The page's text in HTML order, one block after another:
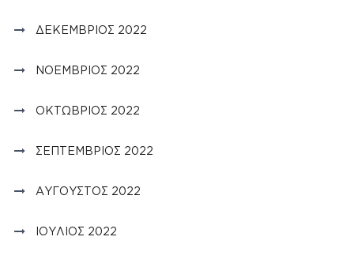
ΔΕΚΈΜΒΡΙΟΣ 2022
ΝΟΈΜΒΡΙΟΣ 2022
ΟΚΤΏΒΡΙΟΣ 2022
ΣΕΠΤΈΜΒΡΙΟΣ 2022
ΑΎΓΟΥΣΤΟΣ 2022
ΙΟΎΛΙΟΣ 2022